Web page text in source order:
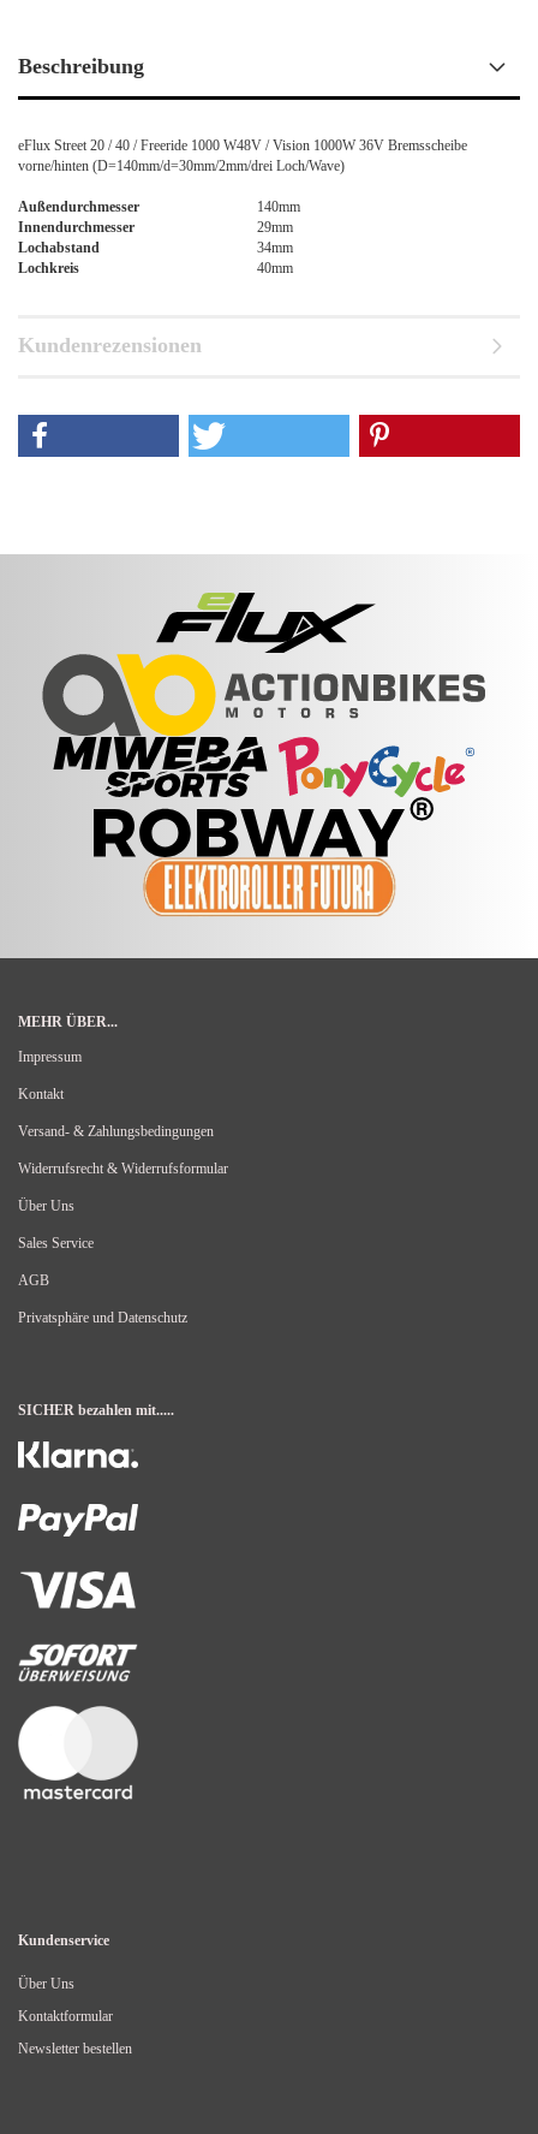
Beschreibung
eFlux Street 20 / 40 / Freeride 1000 W48V / Vision 1000W 36V Bremsscheibe
vorne/hinten (D=140mm/d=30mm/2mm/drei Loch/Wave)
Außendurchmesser
140mm
Innendurchmesser
29mm
Lochabstand
34mm
Lochkreis
40mm
Kundenrezensionen
MEHR ÜBER...
Impressum
Kontakt
Versand- & Zahlungsbedingungen
Widerrufsrecht & Widerrufsformular
Über Uns
Sales Service
AGB
Privatsphäre und Datenschutz
SICHER bezahlen mit.....
Kundenservice
Über Uns
Kontaktformular
Newsletter bestellen